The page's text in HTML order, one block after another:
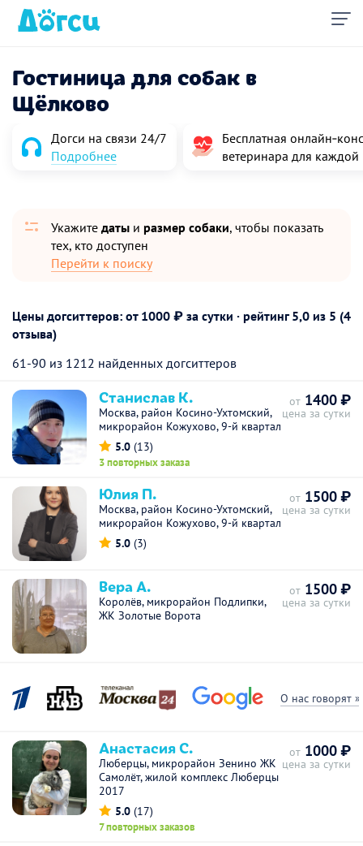
Гостиница для собак в
Щёлково
Догси на связи 24/7
Подробнее
Бесплатная
ветеринара для
Укажите даты и размер собаки, чтобы показать
тех, кто доступен
Перейти к поиску
Цены догситтеров: от 1000 ₽ за сутки · рейтинг 5,0 из 5 (4
отзыва)
61-90 из 1212 найденных догситтеров
Станислав К.
Москва, район Косино-Ухтомский,
микрорайон Кожухово, 9-й квартал
5.0 (13)
3 повторных заказа
от 1400 ₽
цена за сутки
Юлия П.
Москва, район Косино-Ухтомский,
микрорайон Кожухово, 9-й квартал
5.0 (3)
от 1500 ₽
цена за сутки
Вера А.
Королёв, микрорайон Подлипки,
ЖК Золотые Ворота
от 1500 ₽
цена за сутки
О нас говорят »
Анастасия С.
Люберцы, микрорайон Зенино ЖК
Самолёт, жилой комплекс Люберцы
2017
5.0 (17)
7 повторных заказов
от 1000 ₽
цена за сутки